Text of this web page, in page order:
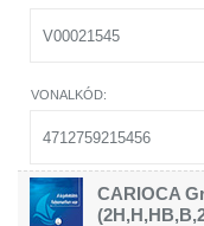
V00021545
4712759215456
CARIOCA